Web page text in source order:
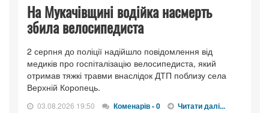
На Мукачівщині водійка насмерть
збила велосипедиста
2 серпня до поліції надійшло повідомлення від
медиків про госпіталізацію велосипедиста, який
отримав тяжкі травми внаслідок ДТП поблизу села
Верхній Коропець.
03.08.2026 19:50 Коменарів - 0 Читати далі...